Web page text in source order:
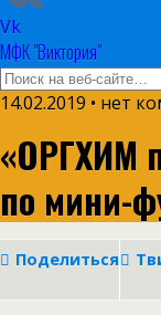
Vk
МФК "Виктория"
14.02.2019 • нет
«ОРГХИМ
по мини-
Поделиться